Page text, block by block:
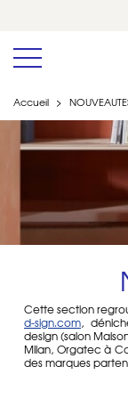
Accueil >
Cette section
d-sign.com,
design (salon
Milan, Orgatec à
des marques
européens et